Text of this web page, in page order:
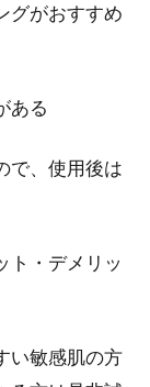
グがおすすめ
ある
で、使用後は
ト・デメリッ
い敏感肌の方